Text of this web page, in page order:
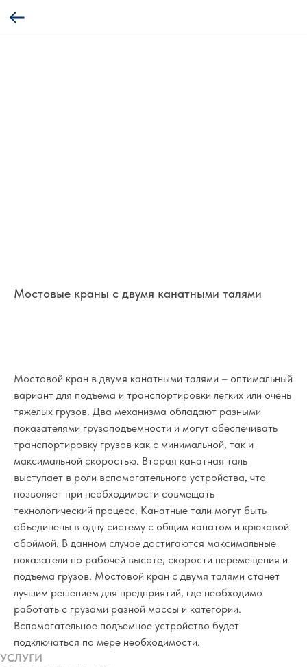
Мостовые краны с двумя канатными талями
Мостовой кран в двумя канатными талями – оптимальный
вариант для подъема и транспортировки легких или очень
тяжелых грузов. Два механизма обладают разными
показателями грузоподъемности и могут обеспечивать
транспортировку грузов как с минимальной, так и
максимальной скоростью. Вторая канатная таль
выступает в роли вспомогательного устройства, что
позволяет при необходимости совмещать
технологический процесс. Канатные тали могут быть
объединены в одну систему с общим канатом и крюковой
обоймой. В данном случае достигаются максимальные
показатели по рабочей высоте, скорости перемещения и
подъема грузов. Мостовой кран с двумя талями станет
лучшим решением для предприятий, где необходимо
работать с грузами разной массы и категории.
Вспомогательное подъемное устройство будет
подключаться по мере необходимости.
УСЛУГИ